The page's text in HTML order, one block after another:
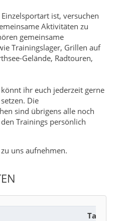
ist, versuchen
Aktivitäten zu
gemeinsame
Trainingslager, Grillen auf
Gelände, Radtouren,
ihr euch jederzeit gerne
Die
sind übrigens alle noch
Trainings persönlich
uns aufnehmen.
Tag